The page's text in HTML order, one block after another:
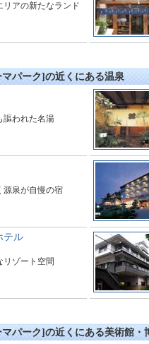
リアの新たなランド
パーク]の近くにある温泉
謳われた名湯
源泉が自慢の宿
テル
リゾート空間
パーク]の近くにある美術館・